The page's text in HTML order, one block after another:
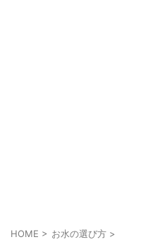
HOME > お水の選び方 >